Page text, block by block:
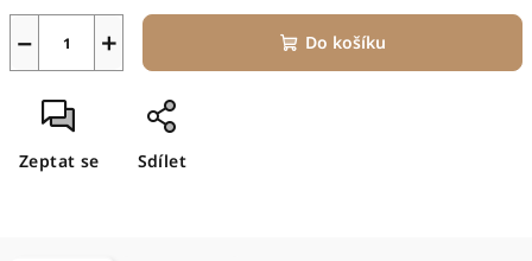
+
− Do košíku
Zeptat se Sdílet